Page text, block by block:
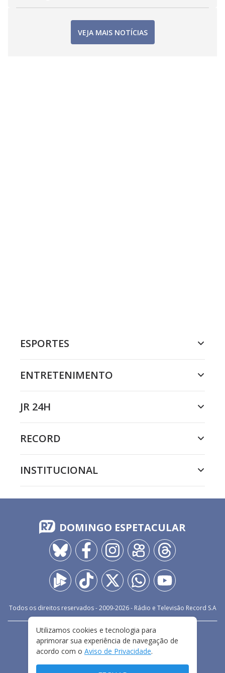
VEJA MAIS NOTÍCIAS
ESPORTES
ENTRETENIMENTO
JR 24H
RECORD
INSTITUCIONAL
DOMINGO ESPETACULAR
Todos os direitos reservados - 2009-2026- Rádio e Televisão Record S.A
FALE CONOSCO
PRIVACIDADE
TERMOS E CONDIÇÕES DE USO
Utilizamos cookies e tecnologia para
aprimorar sua experiência de navegação de
acordo com o Aviso de Privacidade.